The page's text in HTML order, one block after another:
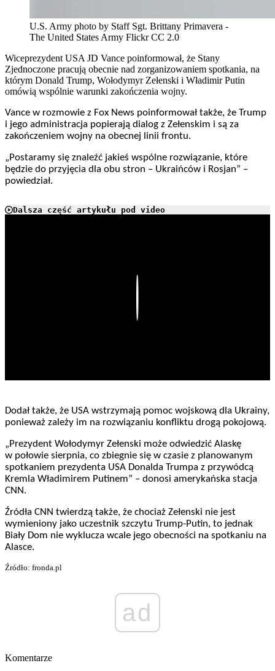
U.S. Army photo by Staff Sgt. Brittany Primavera -
The United States Army Flickr CC 2.0
Wiceprezydent USA JD Vance poinformował, że Stany
Zjednoczone pracują obecnie nad zorganizowaniem spotkania, na
którym Donald Trump, Wołodymyr Zełenski i Władimir Putin
omówią wspólnie warunki zakończenia wojny.
Vance w rozmowie z Fox News poinformował także, że Trump
i jego administracja popierają dialog z Zełenskim i są za
zakończeniem wojny na obecnej linii frontu.
„Postaramy się znaleźć jakieś wspólne rozwiązanie, które
będzie do przyjęcia dla obu stron – Ukraińców i Rosjan” –
powiedział.
Dalsza część artykułu pod video
Dodał także, że USA wstrzymają pomoc wojskową dla Ukrainy,
ponieważ zależy im na rozwiązaniu konfliktu drogą pokojową.
„Prezydent Wołodymyr Zełenski może odwiedzić Alaskę
w połowie sierpnia, co zbiegnie się w czasie z planowanym
spotkaniem prezydenta USA Donalda Trumpa z przywódcą
Kremla Władimirem Putinem” – donosi amerykańska stacja
CNN.
Źródła CNN twierdzą także, że chociaż Zełenski nie jest
wymieniony jako uczestnik szczytu Trump-Putin, to jednak
Biały Dom nie wyklucza wcale jego obecności na spotkaniu na
Alasce.
Źródło: fronda.pl
ad
Komentarze